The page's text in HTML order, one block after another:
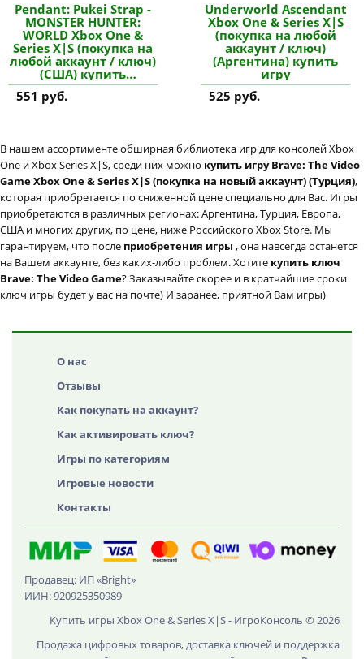
Pendant: Pukei Strap -
MONSTER HUNTER:
WORLD Xbox One &
Series X|S (покупка на
любой аккаунт / ключ)
(США) купить
дополнение
551 руб.
Underworld Ascendant
Xbox One & Series X|S
(покупка на любой
аккаунт / ключ)
(Аргентина) купить
игру
525 руб.
В нашем ассортименте обширная библиотека игр для консолей Xbox
One и Xbox Series X|S, среди них можно купить игру Brave: The Video
Game Xbox One & Series X|S (покупка на новый аккаунт) (Турция),
которая приобретается по сниженной цене специально для Вас. Игры
приобретаются в различных регионах: Аргентина, Турция, Европа,
США и многих других, по цене, ниже Российского Xbox Store. Мы
гарантируем, что после приобретения игры , она навсегда останется
на Вашем аккаунте, без каких-либо проблем. Хотите купить ключ
Brave: The Video Game? Заказывайте скорее и в кратчайшие сроки
ключ игры будет у вас на почте) И заранее, приятной Вам игры)
О нас
Отзывы
Как покупать на аккаунт?
Как активировать ключ?
Игры по категориям
Игровые новости
Контакты
Продавец: ИП «Bright»
ИИН: 920925350989
Купить игры Xbox One & Series X|S - ИгроКонсоль © 2026
Продажа цифровых товаров, доставка ключей и поддержка